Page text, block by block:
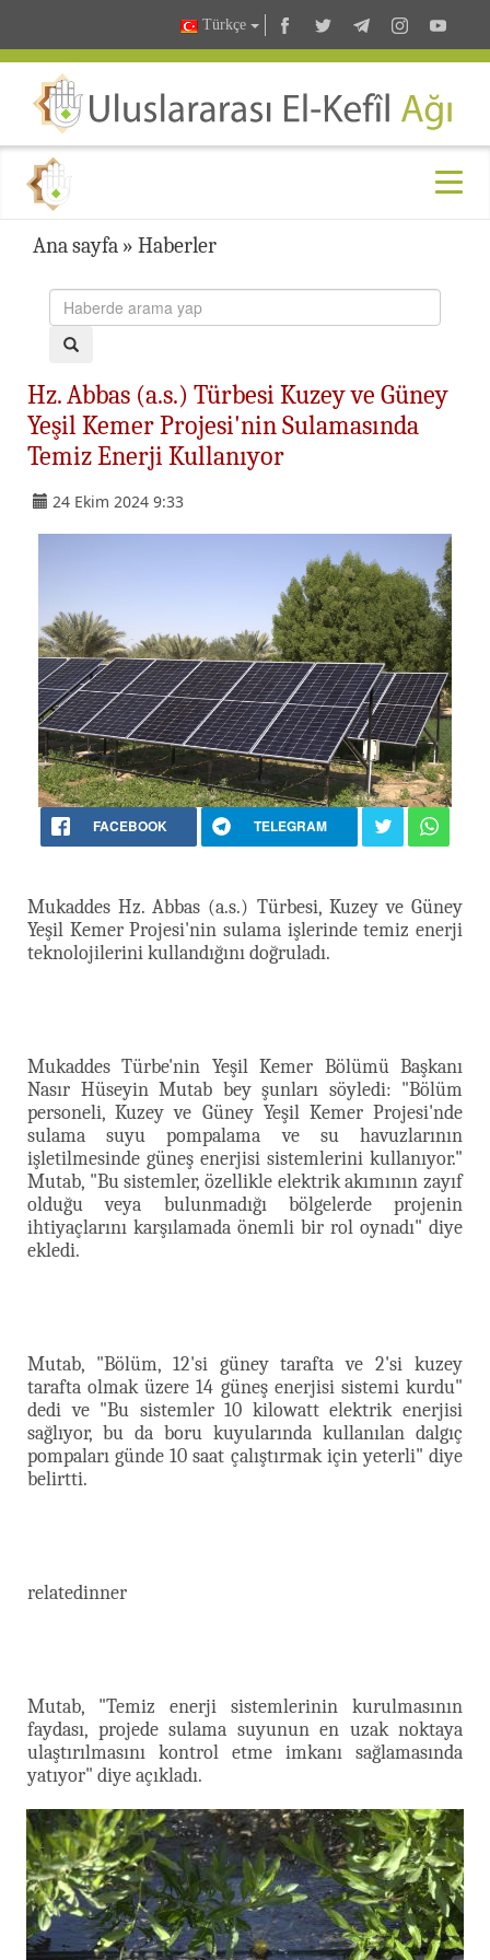
Türkçe
Ana sayfa » Haberler
Hz. Abbas (a.s.) Türbesi Kuzey ve Güney
Yeşil Kemer Projesi'nin Sulamasında
Temiz Enerji Kullanıyor
24 Ekim 2024 9:33
FACEBOOK TELEGRAM
Mukaddes Hz. Abbas (a.s.) Türbesi, Kuzey ve Güney
Yeşil Kemer Projesi'nin sulama işlerinde temiz enerji
teknolojilerini kullandığını doğruladı.
Mukaddes Türbe'nin Yeşil Kemer Bölümü Başkanı
Nasır Hüseyin Mutab bey şunları söyledi: "Bölüm
personeli, Kuzey ve Güney Yeşil Kemer Projesi'nde
sulama suyu pompalama ve su havuzlarının
işletilmesinde güneş enerjisi sistemlerini kullanıyor."
Mutab, "Bu sistemler, özellikle elektrik akımının zayıf
olduğu veya bulunmadığı bölgelerde projenin
ihtiyaçlarını karşılamada önemli bir rol oynadı" diye
ekledi.
Mutab, "Bölüm, 12'si güney tarafta ve 2'si kuzey
tarafta olmak üzere 14 güneş enerjisi sistemi kurdu"
dedi ve "Bu sistemler 10 kilowatt elektrik enerjisi
sağlıyor, bu da boru kuyularında kullanılan dalgıç
pompaları günde 10 saat çalıştırmak için yeterli" diye
belirtti.
relatedinner
Mutab, "Temiz enerji sistemlerinin kurulmasının
faydası, projede sulama suyunun en uzak noktaya
ulaştırılmasını kontrol etme imkanı sağlamasında
yatıyor" diye açıkladı.​​​​​​​​​​​​​​​​